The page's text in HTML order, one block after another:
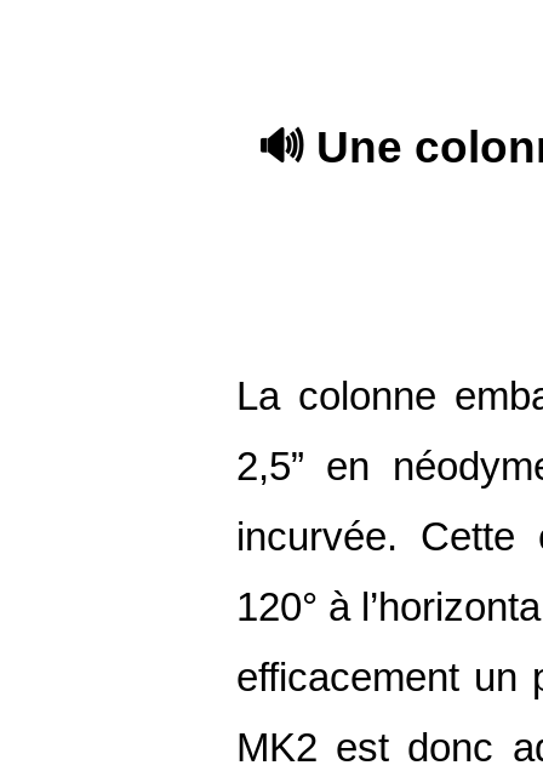
🔊 Une
La colonne
2,5” en
incurvée. Cette
120° à
efficacement un
MK2 est donc